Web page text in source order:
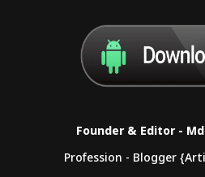
Founder & Editor -
Profession - Blogger